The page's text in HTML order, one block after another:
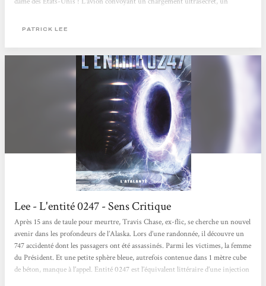
torturer une autre des passagères du 747 pour qu'elle leur dévoile où elle l'a
PATRICK LEE
Lee - L'entité 0247 - Sens Critique
Après 15 ans de taule pour meurtre, Travis Chase, ex-flic, se cherche un nouvel
avenir dans les profondeurs de l’Alaska. Lors d’une randonnée, il découvre un
747 accidenté dont les passagers ont été assassinés. Parmi les victimes, la femme
du Président. Et une petite sphère bleue, autrefois contenue dans 1 mètre cube
de béton, manque à l’appel. Entité 0247 est l’équivalent littéraire d’une injection